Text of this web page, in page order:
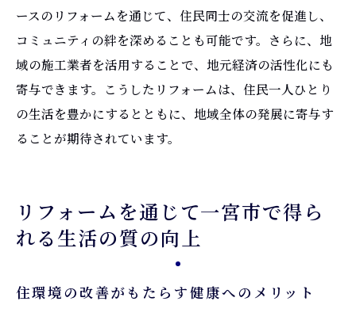
ースのリフォームを通じて、住民同士の交流を促進し、
コミュニティの絆を深めることも可能です。さらに、地
域の施工業者を活用することで、地元経済の活性化にも
寄与できます。こうしたリフォームは、住民一人ひとり
の生活を豊かにするとともに、地域全体の発展に寄与す
ることが期待されています。
リフォームを通じて一宮市で得ら
れる生活の質の向上
住環境の改善がもたらす健康へのメリット